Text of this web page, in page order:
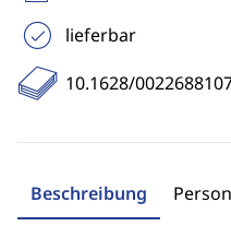
lieferbar
10.1628/
Beschreibung